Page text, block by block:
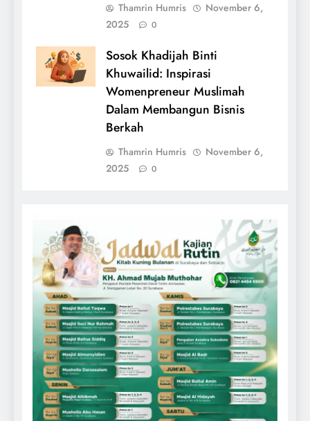
Thamrin Humris
November 6,
2025
0
Sosok Khadijah Binti
Khuwailid: Inspirasi
Womenpreneur Muslimah
Dalam Membangun Bisnis
Berkah
Thamrin Humris
November 6,
2025
0